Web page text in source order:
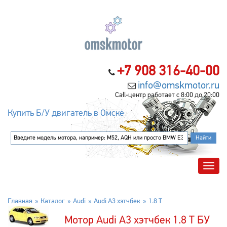
+7 908 316-40-00
info@omskmotor.ru
Call-центр работает с 8:00 до 20:00
Купить Б/У двигатель в Омске
Главная Каталог Audi Audi A3 хэтчбек 1.8 T
Мотор Audi A3 хэтчбек 1.8 T БУ